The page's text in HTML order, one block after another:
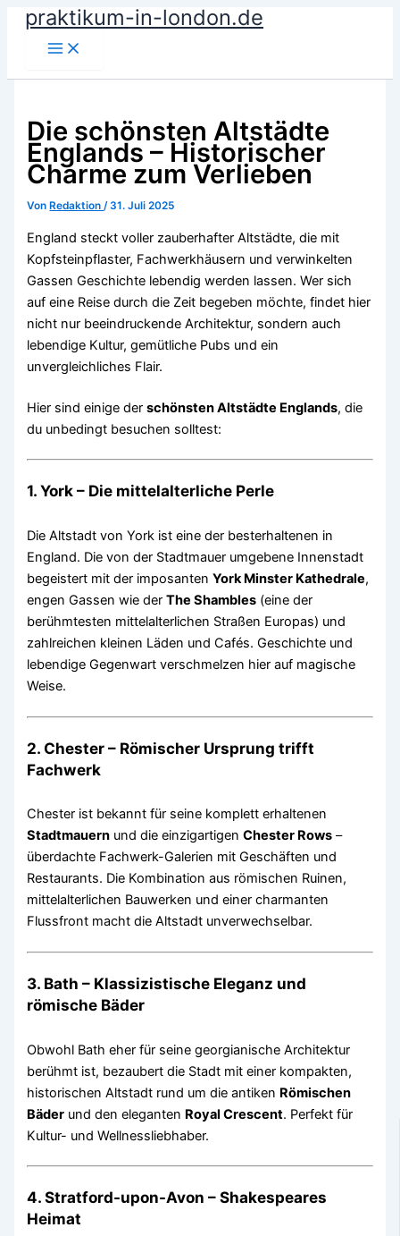
Zumpraktikum-in-london.de
Die schönsten Altstädte
Englands – Historischer
Charme zum Verlieben
Von Redaktion/31. Juli 2025
England steckt voller zauberhafter Altstädte, die mit
Kopfsteinpflaster, Fachwerkhäusern und verwinkelten
Gassen Geschichte lebendig werden lassen. Wer sich
auf eine Reise durch die Zeit begeben möchte, findet hier
nicht nur beeindruckende Architektur, sondern auch
lebendige Kultur, gemütliche Pubs und ein
unvergleichliches Flair.
Hier sind einige derschönsten Altstädte Englands, die
du unbedingt besuchen solltest:
1.York – Die mittelalterliche Perle
Die Altstadt von York ist eine der besterhaltenen in
England. Die von der Stadtmauer umgebene Innenstadt
begeistert mit der imposantenYork Minster Kathedrale,
engen Gassen wie derThe Shambles (eine der
berühmtesten mittelalterlichen Straßen Europas) und
zahlreichen kleinen Läden und Cafés. Geschichte und
lebendige Gegenwart verschmelzen hier auf magische
Weise.
2. Chester – Römischer Ursprung trifft
Fachwerk
Chester ist bekannt für seine komplett erhaltenen
Stadtmauern und die einzigartigenChester Rows –
überdachte Fachwerk-Galerien mit Geschäften und
Restaurants. Die Kombination aus römischen Ruinen,
mittelalterlichen Bauwerken und einer charmanten
Flussfront macht die Altstadt unverwechselbar.
3. Bath – Klassizistische Eleganz und
römische Bäder
Obwohl Bath eher für seine georgianische Architektur
berühmt ist, bezaubert die Stadt mit einer kompakten,
historischen Altstadt rund um die antiken Römischen
Bäder und den eleganten Royal Crescent. Perfekt für
Kultur- und Wellnessliebhaber.
4.Stratford-upon-Avon – Shakespeares
Heimat